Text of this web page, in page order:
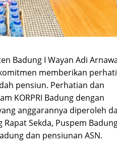
Badung I Wayan Adi
memberikan
pensiun. Perhatian dan
KORPRI Badung dengan
anggarannya diperoleh
Sekda, Puspem
dan pensiunan ASN.